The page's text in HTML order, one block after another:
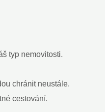
typ nemovitosti.
chránit neustále.
cestování.